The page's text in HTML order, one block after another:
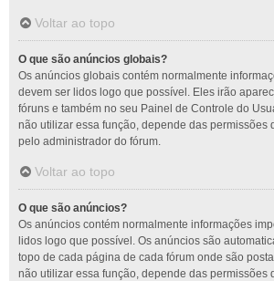
Voltar ao topo
O que são anúncios globais?
Os anúncios globais contém normalmente
devem ser lidos logo que possível. Eles irão
fóruns e também no seu Painel de Controle do
não utilizar essa função, depende das permissões
pelo administrador do fórum.
Voltar ao topo
O que são anúncios?
Os anúncios contém normalmente informações
lidos logo que possível. Os anúncios são
topo de cada página de cada fórum onde são
não utilizar essa função, depende das permissões